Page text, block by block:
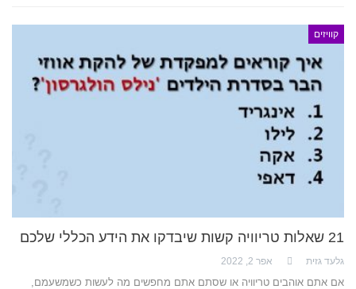
קוויזים
21 שאלות טריוויה קשות שיבדקו את הידע הכללי שלכם
גלעד גזית אפר 2, 2022
אם אתם אוהבים טריוויה או שסתם אתם מחפשים מה לעשות כשמשעמם,